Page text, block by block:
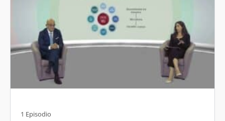
1 Episodio